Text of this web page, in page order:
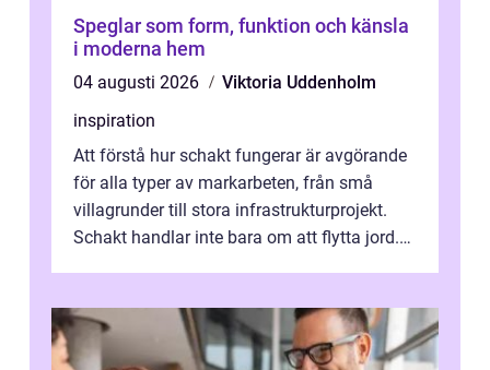
Speglar som form, funktion och känsla
i moderna hem
04 augusti 2026
Viktoria Uddenholm
inspiration
Att förstå hur schakt fungerar är avgörande
för alla typer av markarbeten, från små
villagrunder till stora infrastrukturprojekt.
Schakt handlar inte bara om att flytta jord.